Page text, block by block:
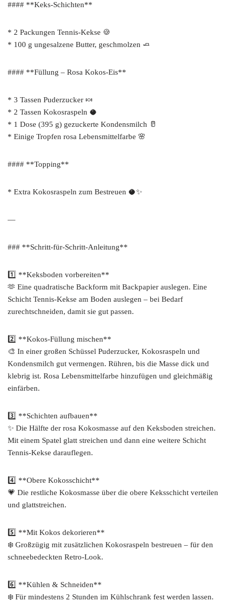
#### **Keks-Schichten**
* 2 Packungen Tennis-Kekse 🍪
* 100 g ungesalzene Butter, geschmolzen 🧈
#### **Füllung – Rosa Kokos-Eis**
* 3 Tassen Puderzucker 🍬
* 2 Tassen Kokosraspeln 🥥
* 1 Dose (395 g) gezuckerte Kondensmilch 🥛
* Einige Tropfen rosa Lebensmittelfarbe 🌸
#### **Topping**
* Extra Kokosraspeln zum Bestreuen 🥥✨
—
### **Schritt-für-Schritt-Anleitung**
1️⃣ **Keksboden vorbereiten**
🫶 Eine quadratische Backform mit Backpapier auslegen. Eine
Schicht Tennis-Kekse am Boden auslegen – bei Bedarf
zurechtschneiden, damit sie gut passen.
2️⃣ **Kokos-Füllung mischen**
🎨 In einer großen Schüssel Puderzucker, Kokosraspeln und
Kondensmilch gut vermengen. Rühren, bis die Masse dick und
klebrig ist. Rosa Lebensmittelfarbe hinzufügen und gleichmäßig
einfärben.
3️⃣ **Schichten aufbauen**
✨ Die Hälfte der rosa Kokosmasse auf den Keksboden streichen.
Mit einem Spatel glatt streichen und dann eine weitere Schicht
Tennis-Kekse darauflegen.
4️⃣ **Obere Kokosschicht**
💗 Die restliche Kokosmasse über die obere Keksschicht verteilen
und glattstreichen.
5️⃣ **Mit Kokos dekorieren**
❄️ Großzügig mit zusätzlichen Kokosraspeln bestreuen – für den
schneebedeckten Retro-Look.
6️⃣ **Kühlen & Schneiden**
❄️ Für mindestens 2 Stunden im Kühlschrank fest werden lassen.